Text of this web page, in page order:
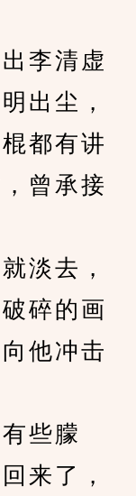
李清虚
出尘，
都有讲
曾承接
淡去，
碎的画
他冲击
些朦
来了，